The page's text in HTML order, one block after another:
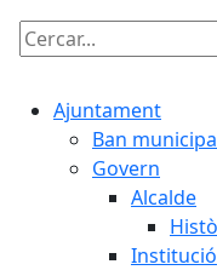
Cercar:
Ajuntament
Ban
Govern
Alcalde
Institució